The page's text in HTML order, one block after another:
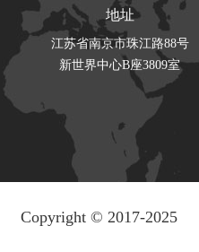
地址
江苏省南京市珠江路88号
新世界中心B座3809室
Copyright © 2017-2025